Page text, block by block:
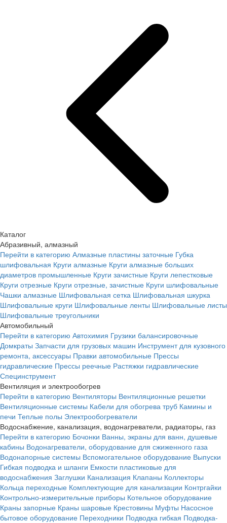
Каталог
Абразивный, алмазный
Перейти в категорию Алмазные пластины заточные Губка
шлифовальная Круги алмазные Круги алмазные больших
диаметров промышленные Круги зачистные Круги лепестковые
Круги отрезные Круги отрезные, зачистные Круги шлифовальные
Чашки алмазные Шлифовальная сетка Шлифовальная шкурка
Шлифовальные круги Шлифовальные ленты Шлифовальные листы
Шлифовальные треугольники
Автомобильный
Перейти в категорию Автохимия Грузики балансировочные
Домкраты Запчасти для грузовых машин Инструмент для кузовного
ремонта, аксессуары Правки автомобильные Прессы
гидравлические Прессы реечные Растяжки гидравлические
Специнструмент
Вентиляция и электрообогрев
Перейти в категорию Вентиляторы Вентиляционные решетки
Вентиляционные системы Кабели для обогрева труб Камины и
печи Теплые полы Электрообогреватели
Водоснабжение, канализация, водонагреватели, радиаторы, газ
Перейти в категорию Бочонки Ванны, экраны для ванн, душевые
кабины Водонагреватели, оборудование для сжиженного газа
Водонапорные системы Вспомогательное оборудование Выпуски
Гибкая подводка и шланги Емкости пластиковые для
водоснабжения Заглушки Канализация Клапаны Коллекторы
Кольца переходные Комплектующие для канализации Контргайки
Контрольно-измерительные приборы Котельное оборудование
Краны запорные Краны шаровые Крестовины Муфты Насосное
бытовое оборудование Переходники Подводка гибкая Подводка-